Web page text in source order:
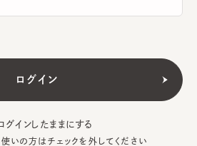
グインしたままにする
いの方はチェックを外してください